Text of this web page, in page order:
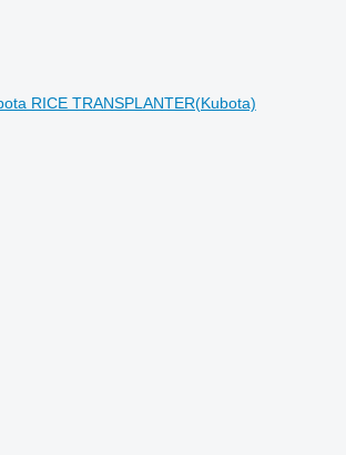
RICE TRANSPLANTER(Kubota)